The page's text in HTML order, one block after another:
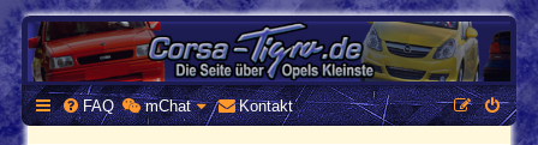
CORSA-TIGRA.DE
Homepage und Forum rund um Opel Corsa und Tigra
FAQ mChat Kontakt